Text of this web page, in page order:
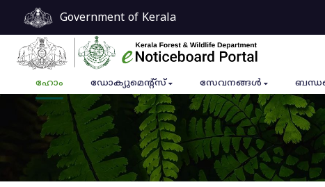
Government of Kerala
ഹോം ഡോക്യുമെൻ്റ്സ് സേവനങ്ങൾ